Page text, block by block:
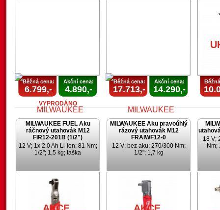
AKCE
UKONČENA
Běžná cena:
6.799,-
Akční cena:
4.890,-
VYPRODÁNO
AKCE
UKONČENA
Běžná cena:
17.713,-
Akční cena:
14.290,-
MILWAUKEE FUEL Aku
ráčnový utahovák M12
FIR12-201B (1/2")
12 V; 1x 2,0 Ah Li-Ion; 81 Nm;
1/2"; 1,5 kg; taška
MILWAUKEE Aku pravoúhlý
rázový utahovák M12
FRAIWF12-0
12 V; bez aku; 270/300 Nm;
1/2"; 1,7 kg
18 V;
Nm;